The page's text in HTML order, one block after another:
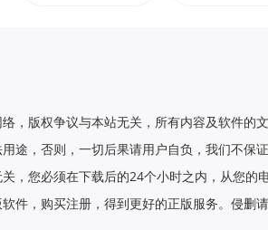
，版权争议与本站无关，所有内容及软件的
途，否则，一切后果请用户自负，我们不保
，您必须在下载后的24个小时之内，从您的
件，购买注册，得到更好的正版服务。侵删